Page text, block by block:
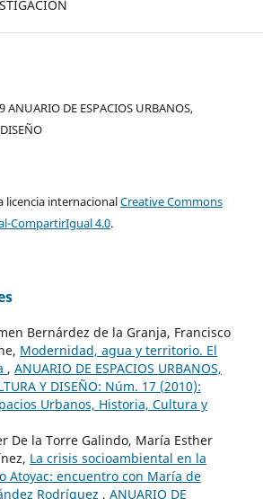
DE ESPACIOS URBANOS,
licencia internacionalCreative Commons
CompartirIgual 4.0.
Bernárdez de la Granja, Francisco
Modernidad, agua y territorio. El
, ANUARIO DE ESPACIOS URBANOS,
Y DISEÑO: Núm. 17 (2010):
Urbanos, Historia, Cultura y
De la Torre Galindo, María Esther
La crisis socioambiental en la
Atoyac: encuentro con María de
Rodríguez , ANUARIO DE